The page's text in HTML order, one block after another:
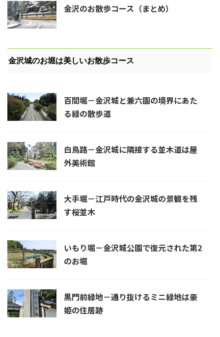
金沢のお散歩コース（まとめ）
金沢城のお堀は美しいお散歩コース
百間堀－金沢城と兼六園の境界にあた
る緑の散歩道
白鳥路－金沢城に隣接する並木道は屋
外美術館
大手堀－江戸時代の金沢城の景観を残
す桜並木
いもり堀－金沢城公園で復元された第2
のお堀
黒門前緑地－通り抜けるミニ緑地は豪
姫の住居跡